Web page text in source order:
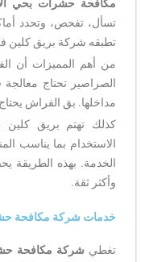
مكافحة حشرات بحي
تسأل، تفحص، وتحدد
تطبقه شركة بريق كلين
من أهم المميزات أن
الصراصير تحتاج معالجة
مداخلها. بق الفراش
كذلك تهتم بريق كلين
الاستخدام بما يناسب
الخدمة. بهذه الطريقة
وأكثر ثقة.
خدمات شركة مكافحة
تغطي شركة مكافحة